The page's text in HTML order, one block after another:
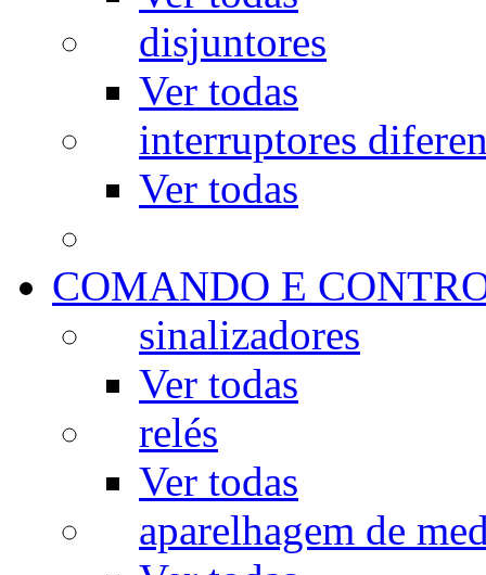
disjuntores
Ver todas
interruptores
Ver todas
COMANDO E
sinalizadores
Ver todas
relés
Ver todas
aparelhagem de